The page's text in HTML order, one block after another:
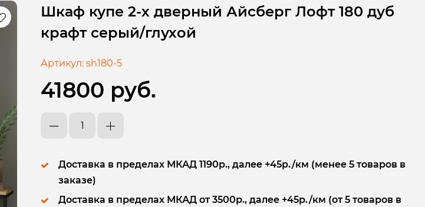
Шкаф купе 2-х дверный Айсберг Лофт 180 дуб
крафт серый/глухой
Артикул: sh180-5
41800 руб.
Доставка в пределах МКАД 1190р., далее +45р./км (менее 5 товаров в
заказе)
Доставка в пределах МКАД от 3500р., далее +45р./км (от 5 товаров в